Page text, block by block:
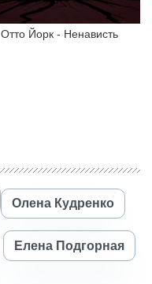
Отто Йорк - Ненависть
Олена Кудренко
Елена Подгорная